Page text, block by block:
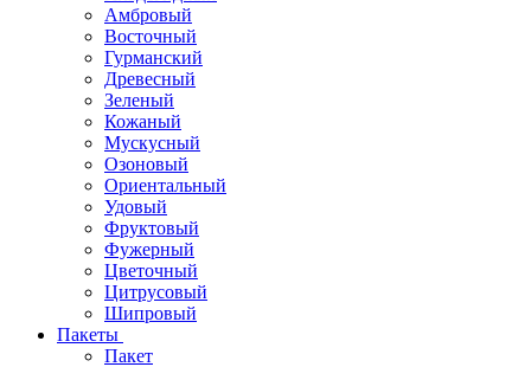
Амбровый
Восточный
Гурманский
Древесный
Зеленый
Кожаный
Мускусный
Озоновый
Ориентальный
Удовый
Фруктовый
Фужерный
Цветочный
Цитрусовый
Шипровый
Пакеты
Пакет